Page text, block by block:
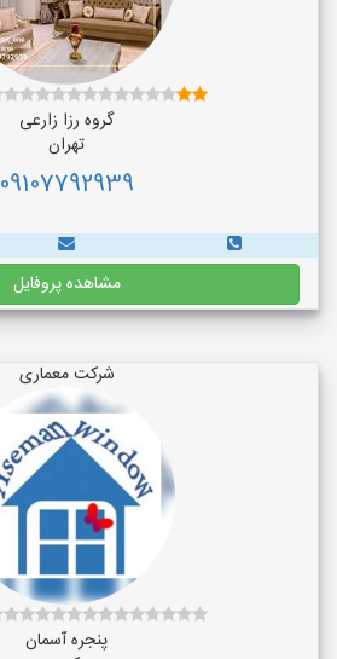
گروه رزا زارعی
تهران
09107792939
مشاهده پروفایل
شرکت معماری
پنجره آسمان